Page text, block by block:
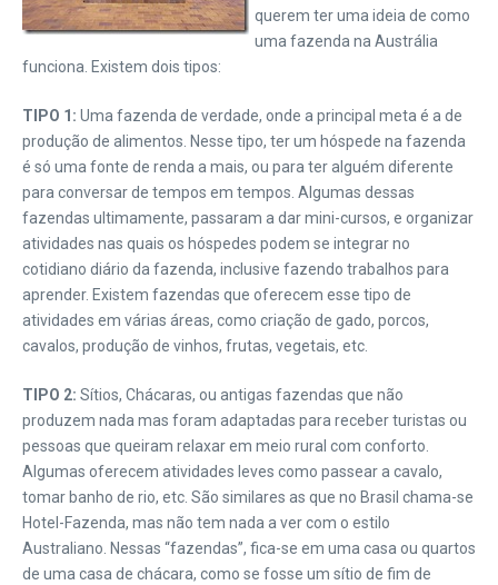
querem ter uma ideia de como
uma fazenda na Austrália
funciona. Existem dois tipos:
TIPO 1: Uma fazenda de verdade, onde a principal meta é a de
produção de alimentos. Nesse tipo, ter um hóspede na fazenda
é só uma fonte de renda a mais, ou para ter alguém diferente
para conversar de tempos em tempos. Algumas dessas
fazendas ultimamente, passaram a dar mini-cursos, e organizar
atividades nas quais os hóspedes podem se integrar no
cotidiano diário da fazenda, inclusive fazendo trabalhos para
aprender. Existem fazendas que oferecem esse tipo de
atividades em várias áreas, como criação de gado, porcos,
cavalos, produção de vinhos, frutas, vegetais, etc.
TIPO 2: Sítios, Chácaras, ou antigas fazendas que não
produzem nada mas foram adaptadas para receber turistas ou
pessoas que queiram relaxar em meio rural com conforto.
Algumas oferecem atividades leves como passear a cavalo,
tomar banho de rio, etc. São similares as que no Brasil chama-se
Hotel-Fazenda, mas não tem nada a ver com o estilo
Australiano. Nessas “fazendas”, fica-se em uma casa ou quartos
de uma casa de chácara, como se fosse um sítio de fim de